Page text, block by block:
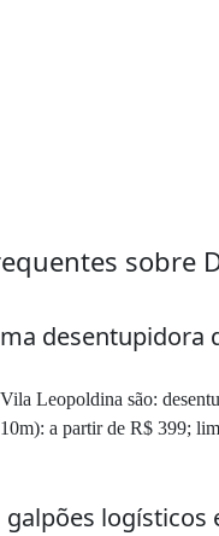
sobre
desentupidora
Leopoldina são:
a partir de R$ 399;
galpões